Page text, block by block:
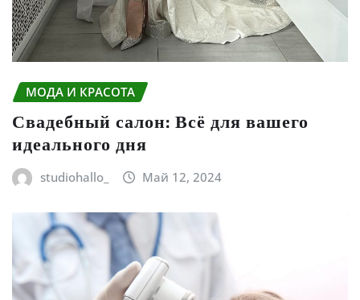
МОДА И КРАСОТА
Свадебный салон: Всё для вашего
идеального дня
studiohallo_ Май 12, 2024